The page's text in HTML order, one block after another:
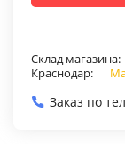
Склад магазина:
Краснодар:
Заказ по